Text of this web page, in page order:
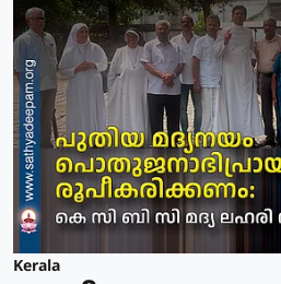
Kerala